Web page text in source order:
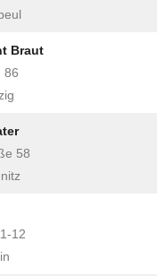
Braut
86
58
12